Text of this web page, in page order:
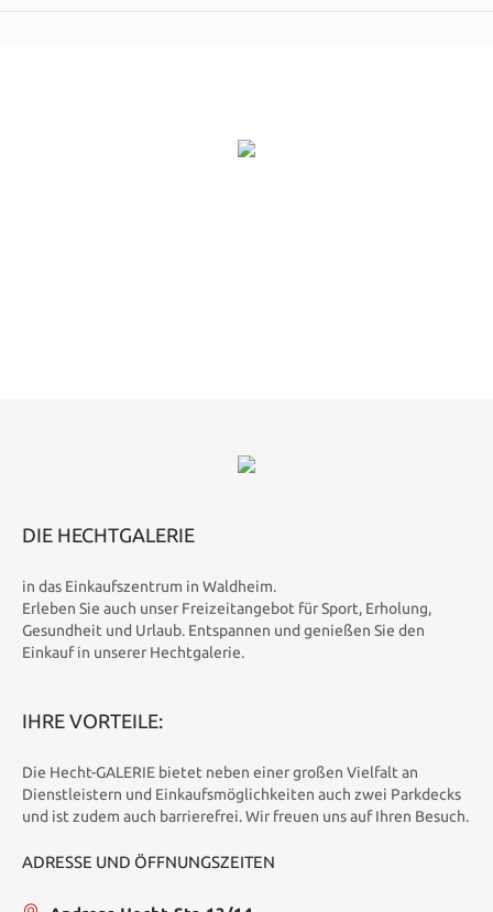
DIE HECHTGALERIE
in das Einkaufszentrum in Waldheim.
Erleben Sie auch unser Freizeitangebot für Sport, Erholung,
Gesundheit und Urlaub. Entspannen und genießen Sie den
Einkauf in unserer Hechtgalerie.
IHRE VORTEILE:
Die Hecht-GALERIE bietet neben einer großen Vielfalt an
Dienstleistern und Einkaufsmöglichkeiten auch zwei Parkdecks
und ist zudem auch barrierefrei. Wir freuen uns auf Ihren Besuch.
ADRESSE UND ÖFFNUNGSZEITEN